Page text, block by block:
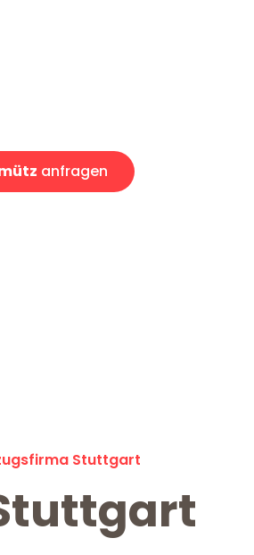
anfragen
Stuttgart